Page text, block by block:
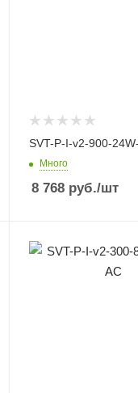
SVT-P-I-v2-900-
Много
8 768руб./шт